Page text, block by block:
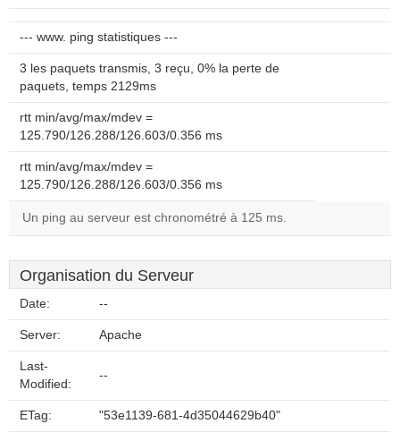
--- www. ping statistiques ---
3 les paquets transmis, 3 reçu, 0% la perte de
paquets, temps 2129ms
rtt min/avg/max/mdev =
125.790/126.288/126.603/0.356 ms
rtt min/avg/max/mdev =
125.790/126.288/126.603/0.356 ms
Un ping au serveur est chronométré à 125 ms.
Organisation du Serveur
Date: --
Server: Apache
Last-
Modified:
--
ETag: "53e1139-681-4d35044629b40"